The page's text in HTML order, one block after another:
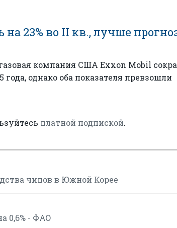
23% во II кв., лучше
компания США Exxon Mobil
однако оба показателя превзошли
платной подпиской.
чипов в Южной Корее
0,6% - ФАО